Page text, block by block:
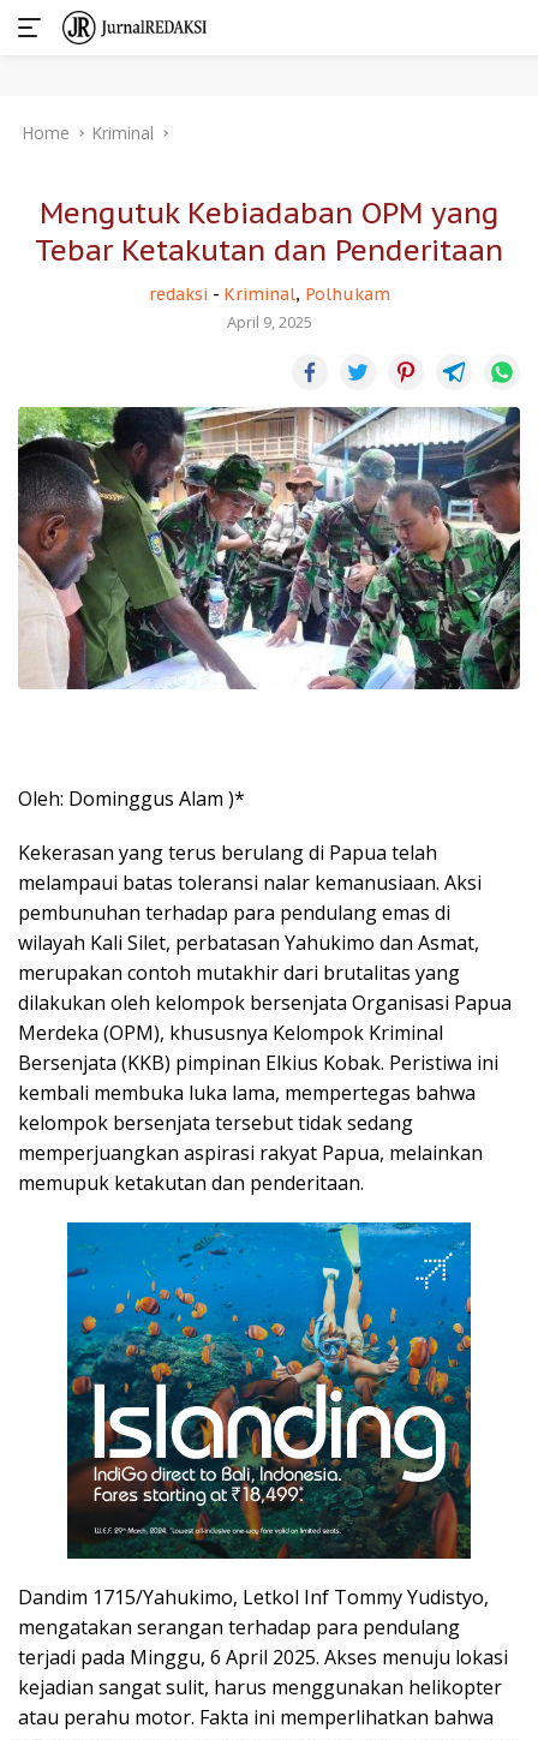
Home Kriminal
Mengutuk Kebiadaban OPM yang
Tebar Ketakutan dan Penderitaan
redaksi - Kriminal, Polhukam
April 9, 2025
Oleh: Dominggus Alam )*
Kekerasan yang terus berulang di Papua telah
melampaui batas toleransi nalar kemanusiaan. Aksi
pembunuhan terhadap para pendulang emas di
wilayah Kali Silet, perbatasan Yahukimo dan Asmat,
merupakan contoh mutakhir dari brutalitas yang
dilakukan oleh kelompok bersenjata Organisasi Papua
Merdeka (OPM), khususnya Kelompok Kriminal
Bersenjata (KKB) pimpinan Elkius Kobak. Peristiwa ini
kembali membuka luka lama, mempertegas bahwa
kelompok bersenjata tersebut tidak sedang
memperjuangkan aspirasi rakyat Papua, melainkan
memupuk ketakutan dan penderitaan.
Dandim 1715/Yahukimo, Letkol Inf Tommy Yudistyo,
mengatakan serangan terhadap para pendulang
terjadi pada Minggu, 6 April 2025. Akses menuju lokasi
kejadian sangat sulit, harus menggunakan helikopter
atau perahu motor. Fakta ini memperlihatkan bahwa